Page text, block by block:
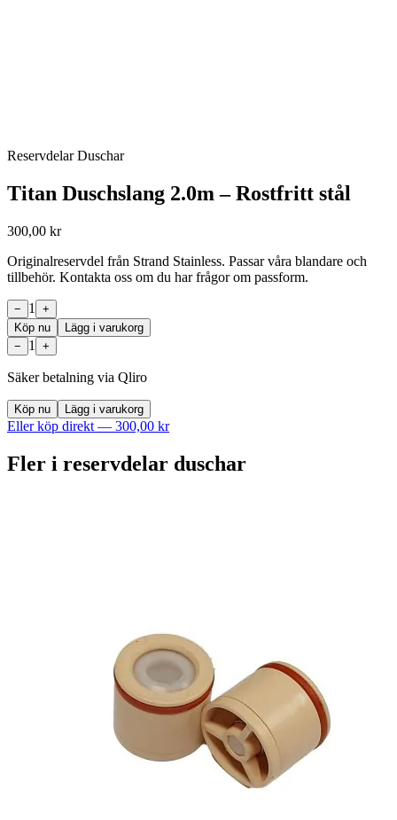
Reservdelar Duschar
Titan Duschslang 2.0m – Rostfritt stål
300,00 kr
Originalreservdel från Strand Stainless. Passar våra blandare och
tillbehör. Kontakta oss om du har frågor om passform.
− 1
+
Köp nu
Lägg i varukorg
−
1 +
Säker betalning via Qliro
Köp nu Lägg i varukorg
Eller köp direkt — 300,00 kr
Fler i reservdelar duschar